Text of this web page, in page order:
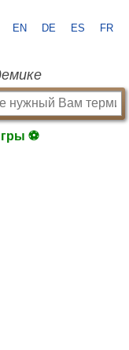
EN DE ES FR
⚽